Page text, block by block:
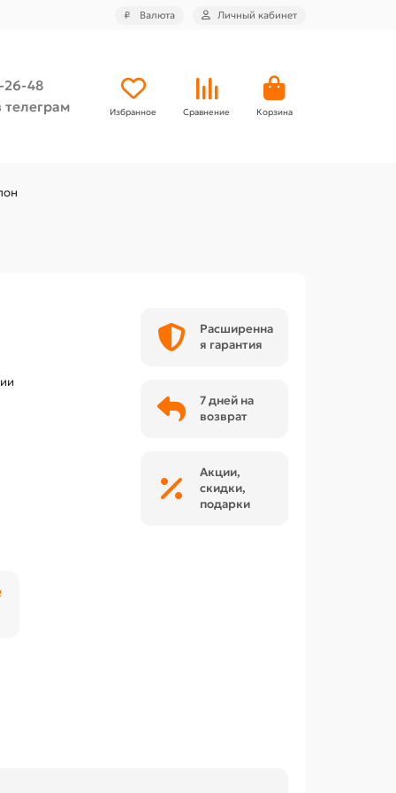
₽ Валюта Личный кабинет
26-48
Избранное Сравнение Корзина
Расширенна
я гарантия
7 дней на
возврат
Акции,
скидки,
подарки